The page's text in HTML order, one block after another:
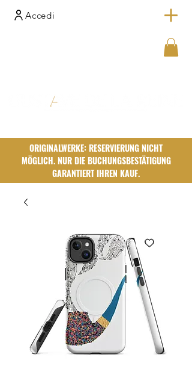
Accedi
ORIGINALWERKE: RESERVIERUNG NICHT
MÖGLICH. NUR DIE BUCHUNGSBESTÄTIGUNG
GARANTIERT IHREN KAUF.